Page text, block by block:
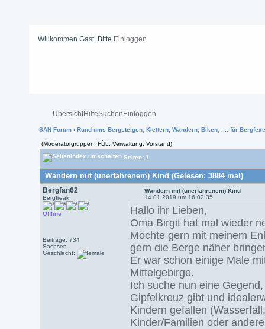
Willkommen Gast. Bitte Einloggen
ÜbersichtHilfeSuchen Einloggen
SAN Forum › Rund ums Bergsteigen, Klettern, Wandern, Biken, .... für
(Moderatorgruppen: FÜL, Verwaltung, Vorstand)
Seiten: 1
Wandern mit (unerfahrenem) Kind (Gelesen: 3884 mal)
Bergfan62
Bergfreak
Offline
Beiträge: 734
Sachsen
Geschlecht:
Wandern mit (unerfahrenem) Kind
14.01.2019 um 16:02:35
Hallo ihr Lieben,
Oma Birgit hat mal wieder
Möchte gern mit meinem
gern die Berge näher
Er war schon einige Male
Mittelgebirge.
Ich suche nun eine
Gipfelkreuz gibt und
Kindern gefallen
Kinder/Familien oder